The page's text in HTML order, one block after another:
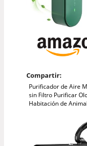
Compartir:
Purificador de Aire
sin Filtro Purificar
Habitación de